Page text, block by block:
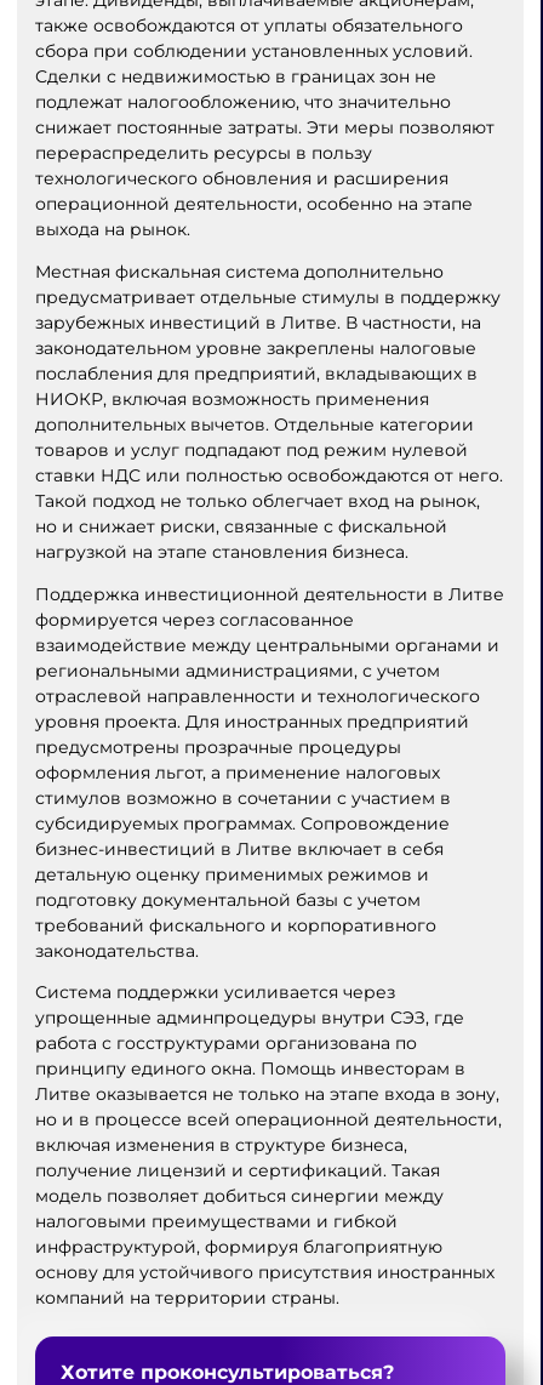
также освобождаются от уплаты обязательного
сбора при соблюдении установленных условий.
Сделки с недвижимостью в границах зон не
подлежат налогообложению, что значительно
снижает постоянные затраты. Эти меры позволяют
перераспределить ресурсы в пользу
технологического обновления и расширения
операционной деятельности, особенно на этапе
выхода на рынок.
Местная фискальная система дополнительно
предусматривает отдельные стимулы в поддержку
зарубежных инвестиций в Литве. В частности, на
законодательном уровне закреплены налоговые
послабления для предприятий, вкладывающих в
НИОКР, включая возможность применения
дополнительных вычетов. Отдельные категории
товаров и услуг подпадают под режим нулевой
ставки НДС или полностью освобождаются от него.
Такой подход не только облегчает вход на рынок,
но и снижает риски, связанные с фискальной
нагрузкой на этапе становления бизнеса.
Поддержка инвестиционной деятельности в Литве
формируется через согласованное
взаимодействие между центральными органами и
региональными администрациями, с учетом
отраслевой направленности и технологического
уровня проекта. Для иностранных предприятий
предусмотрены прозрачные процедуры
оформления льгот, а применение налоговых
стимулов возможно в сочетании с участием в
субсидируемых программах. Сопровождение
бизнес-инвестиций в Литве включает в себя
детальную оценку применимых режимов и
подготовку документальной базы с учетом
требований фискального и корпоративного
законодательства.
Система поддержки усиливается через
упрощенные админпроцедуры внутри СЭЗ, где
работа с госструктурами организована по
принципу единого окна. Помощь инвесторам в
Литве оказывается не только на этапе входа в зону,
но и в процессе всей операционной деятельности,
включая изменения в структуре бизнеса,
получение лицензий и сертификаций. Такая
модель позволяет добиться синергии между
налоговыми преимуществами и гибкой
инфраструктурой, формируя благоприятную
основу для устойчивого присутствия иностранных
компаний на территории страны.
Хотите проконсультироваться?